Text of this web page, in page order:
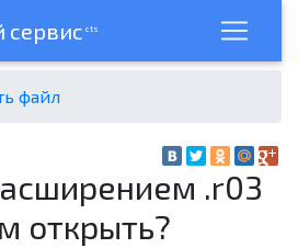
cts
файл
.r03
открыть?